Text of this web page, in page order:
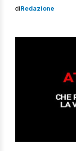
età compresa tra i
[…]
diRedazione